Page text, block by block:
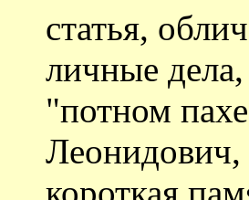
статья,
личные
"потном
Леонидович,